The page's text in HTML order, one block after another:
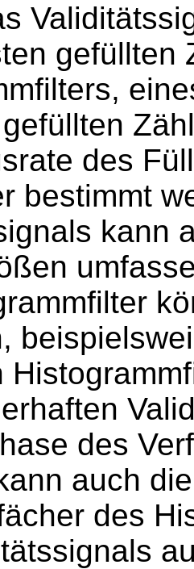
gefüllten
des
bestimmt
kann
des
auch
des